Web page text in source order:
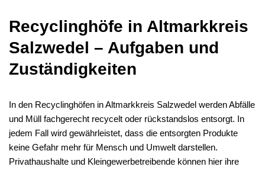
Recyclinghöfe in Altmarkkreis
Salzwedel – Aufgaben und
Zuständigkeiten
In den Recyclinghöfen in Altmarkkreis Salzwedel werden Abfälle
und Müll fachgerecht recycelt oder rückstandslos entsorgt. In
jedem Fall wird gewährleistet, dass die entsorgten Produkte
keine Gefahr mehr für Mensch und Umwelt darstellen.
Privathaushalte und Kleingewerbetreibende können hier ihre